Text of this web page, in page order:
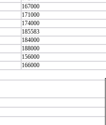
167000
171000
174000
185583
184000
188000
156000
166000